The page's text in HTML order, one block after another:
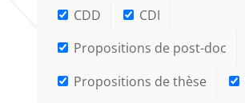
CDD
CDI
Propositions de post-doc
Propositions de thèse